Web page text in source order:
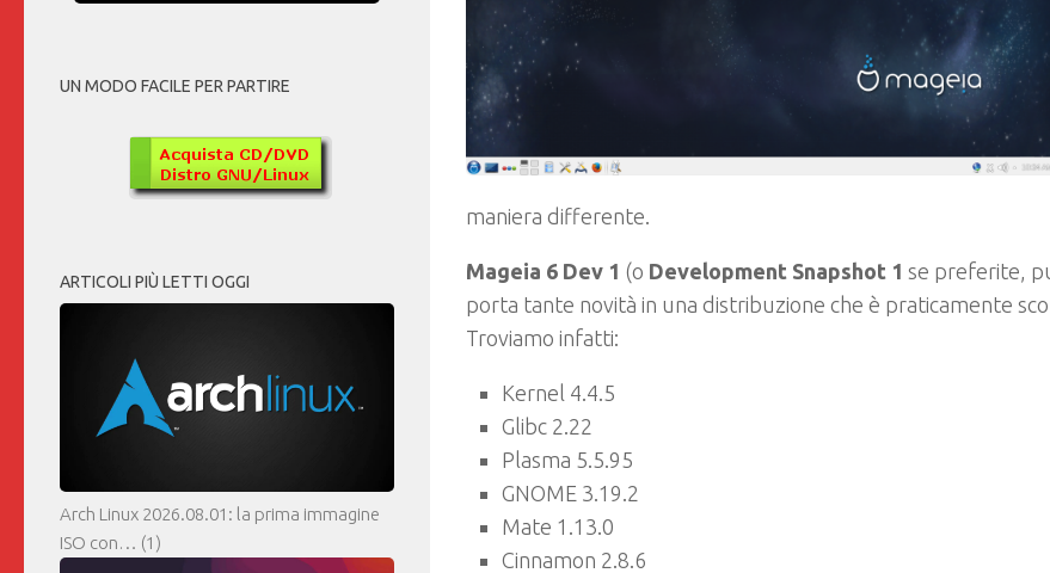
maniera differente.
Mageia 6 Dev 1 (o Development Snapshot 1 se preferite,
porta tante novità in una distribuzione che è praticamente
Troviamo infatti:
Kernel 4.4.5
Glibc 2.22
Plasma 5.5.95
GNOME 3.19.2
Mate 1.13.0
Cinnamon 2.8.6
UN MODO FACILE PER PARTIRE
ARTICOLI PIÙ LETTI OGGI
Arch Linux 2026.08.01: la prima immagine
ISO con… (1)